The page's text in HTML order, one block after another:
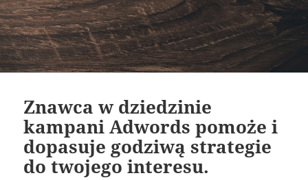
Znawca w dziedzinie
kampani Adwords pomoże i
dopasuje godziwą strategie
do twojego interesu.